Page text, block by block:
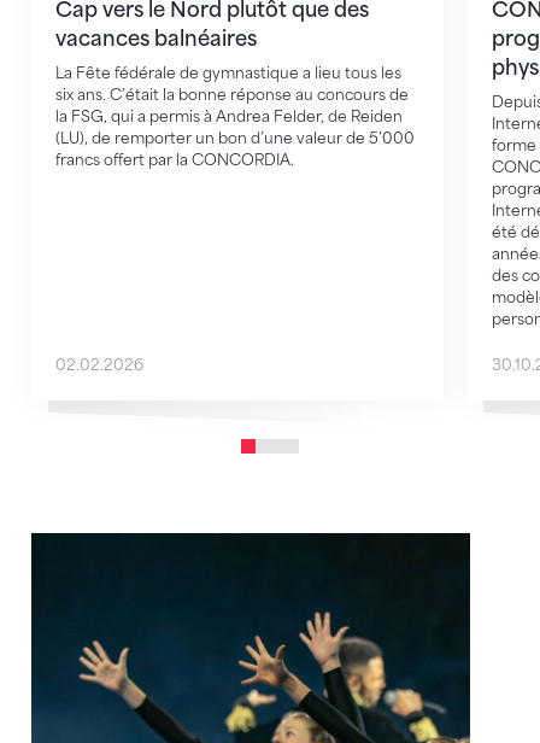
Cap vers le Nord plutôt que des
vacances balnéaires
La Fête fédérale de gymnastique a lieu tous les
six ans. C’était la bonne réponse au concours de
la FSG, qui a permis à Andrea Felder, de Reiden
(LU), de remporter un bon d’une valeur de 5’000
francs offert par la CONCORDIA.
02.02.2026
forme
été
des